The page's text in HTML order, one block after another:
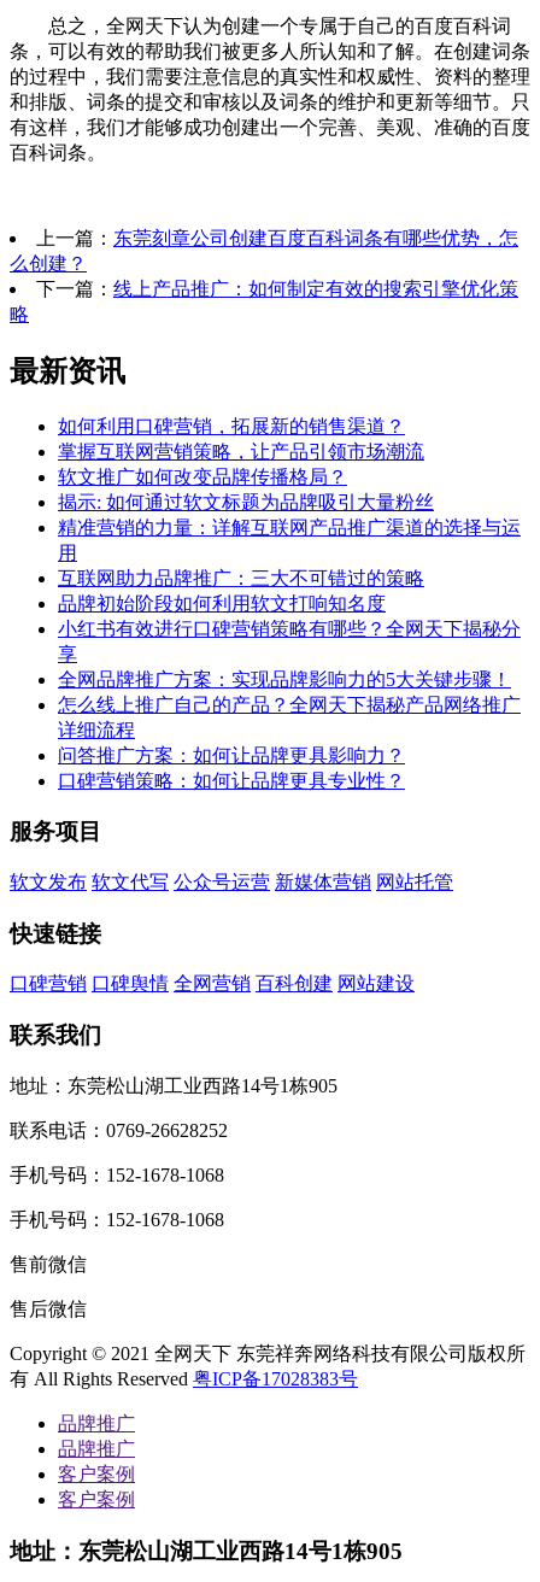
总之，全网天下认为创建一个专属于自己的百度百科词
条，可以有效的帮助我们被更多人所认知和了解。在创建词条
的过程中，我们需要注意信息的真实性和权威性、资料的整理
和排版、词条的提交和审核以及词条的维护和更新等细节。只
有这样，我们才能够成功创建出一个完善、美观、准确的百度
百科词条。
上一篇： 东莞刻章公司创建百度百科词条有哪些优势，怎
么创建？
下一篇： 线上产品推广：如何制定有效的搜索引擎优化策
略
最新资讯
如何利用口碑营销，拓展新的销售渠道？
掌握互联网营销策略，让产品引领市场潮流
软文推广如何改变品牌传播格局？
揭示: 如何通过软文标题为品牌吸引大量粉丝
精准营销的力量：详解互联网产品推广渠道的选择与运
用
互联网助力品牌推广：三大不可错过的策略
品牌初始阶段如何利用软文打响知名度
小红书有效进行口碑营销策略有哪些？全网天下揭秘分
享
全网品牌推广方案：实现品牌影响力的5大关键步骤！
怎么线上推广自己的产品？全网天下揭秘产品网络推广
详细流程
问答推广方案：如何让品牌更具影响力？
口碑营销策略：如何让品牌更具专业性？
服务项目
软文发布 软文代写 公众号运营 新媒体营销 网站托管
快速链接
口碑营销 口碑舆情 全网营销 百科创建 网站建设
联系我们
地址：东莞松山湖工业西路14号1栋905
联系电话：0769-26628252
手机号码：152-1678-1068
手机号码：152-1678-1068
售前微信
售后微信
Copyright © 2021 全网天下 东莞祥奔网络科技有限公司版权所
有 All Rights Reserved 粤ICP备17028383号
品牌推广
品牌推广
客户案例
客户案例
地址：东莞松山湖工业西路14号1栋905